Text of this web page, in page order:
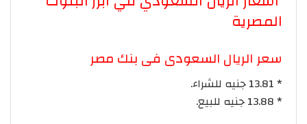
المصرية
سعر الريال السعودى فى بنك مصر
* 13.81 جنيه للشراء.
* 13.88 جنيه للبيع.